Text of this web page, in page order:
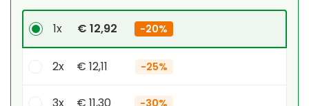
1x € 12,92 -20%
2x € 12,11 -25%
3x € 11,30 -30%